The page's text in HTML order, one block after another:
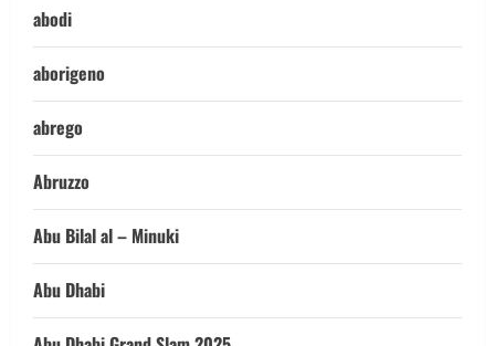
abodi
aborigeno
abrego
Abruzzo
Abu Bilal al – Minuki
Abu Dhabi